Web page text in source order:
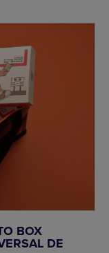
BOX
DE